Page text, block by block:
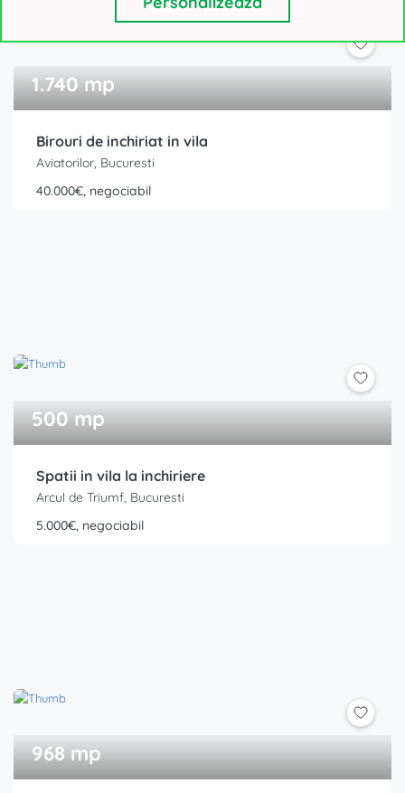
1.740 mp
Birouri de inchiriat in vila
Aviatorilor, Bucuresti
40.000€, negociabil
500 mp
Spatii in vila la inchiriere
Arcul de Triumf, Bucuresti
5.000€, negociabil
968 mp